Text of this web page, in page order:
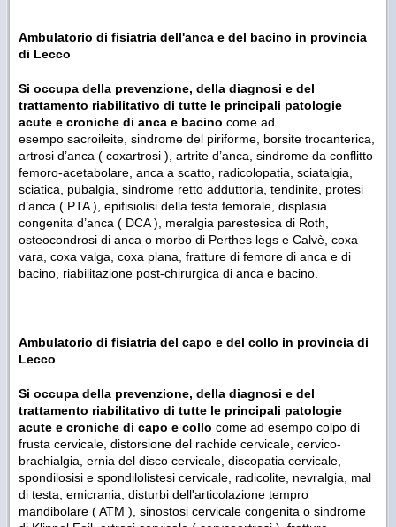
Ambulatorio di fisiatria dell'anca e del bacino in provincia
di Lecco
Si occupa della prevenzione, della diagnosi e del
trattamento riabilitativo di tutte le principali patologie
acute e croniche di anca e bacino come ad
esempo sacroileite, sindrome del piriforme, borsite trocanterica,
artrosi d’anca ( coxartrosi ), artrite d’anca, sindrome da conflitto
femoro-acetabolare, anca a scatto, radicolopatia, sciatalgia,
sciatica, pubalgia, sindrome retto adduttoria, tendinite, protesi
d’anca ( PTA ), epifisiolisi della testa femorale, displasia
congenita d’anca ( DCA ), meralgia parestesica di Roth,
osteocondrosi di anca o morbo di Perthes legs e Calvè, coxa
vara, coxa valga, coxa plana, fratture di femore di anca e di
bacino, riabilitazione post-chirurgica di anca e bacino.
Ambulatorio di fisiatria del capo e del collo in provincia di
Lecco
Si occupa della prevenzione, della diagnosi e del
trattamento riabilitativo di tutte le principali patologie
acute e croniche di capo e collo come ad esempo colpo di
frusta cervicale, distorsione del rachide cervicale, cervico-
brachialgia, ernia del disco cervicale, discopatia cervicale,
spondilosisi e spondilolistesi cervicale, radicolite, nevralgia, mal
di testa, emicrania, disturbi dell'articolazione tempro
mandibolare ( ATM ), sinostosi cervicale congenita o sindrome